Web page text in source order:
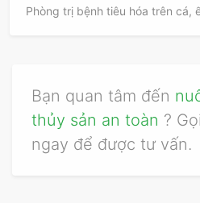
Phòng trị bệnh tiêu hóa trên cá,
Bạn quan tâm đến
thủy sản an toàn ? Gọi
ngay để được tư vấn.